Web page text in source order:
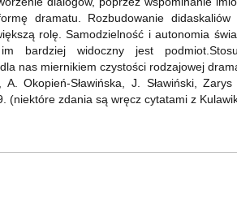
dramatu. Rozbudowanie didaskaliów
rolę. Samodzielność i autonomia
bardziej widoczny jest
nas miernikiem czystości rodzajowej
A. Okopień-Sławińska, J. Sławiński, Zarys
(niektóre zdania są wręcz cytatami z